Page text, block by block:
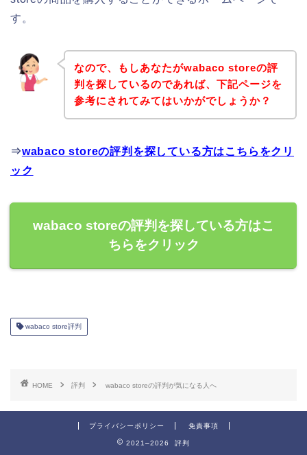
す。
なので、もしあなたがwabaco storeの評
判を探しているのであれば、下記ページを
参考にされてみてはいかがでしょうか？
⇒wabaco storeの評判を探している方はこちらをクリ
ック
wabaco storeの評判を探している方はこ
ちらをクリック
wabaco store評判
HOME 評判 wabaco storeの評判が気になる人へ
プライバシーポリシー 免責事項
2021–2026 評判